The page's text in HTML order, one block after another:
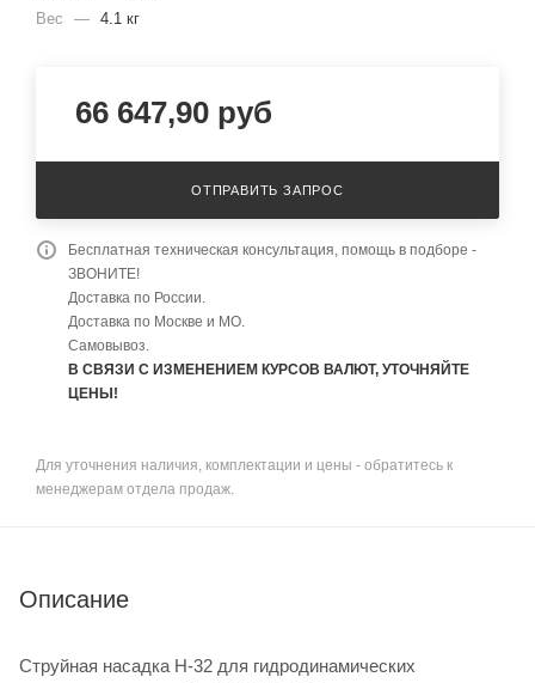
Вес
— 4.1 кг
66 647,90 руб
ОТПРАВИТЬ ЗАПРОС
Бесплатная техническая консультация, помощь в подборе -
ЗВОНИТЕ!
Доставка по России.
Доставка по Москве и МО.
Самовывоз.
В СВЯЗИ С ИЗМЕНЕНИЕМ КУРСОВ ВАЛЮТ, УТОЧНЯЙТЕ
ЦЕНЫ!
Для уточнения наличия, комплектации и цены - обратитесь к
менеджерам отдела продаж.
Описание
Струйная насадка H-32 для гидродинамических